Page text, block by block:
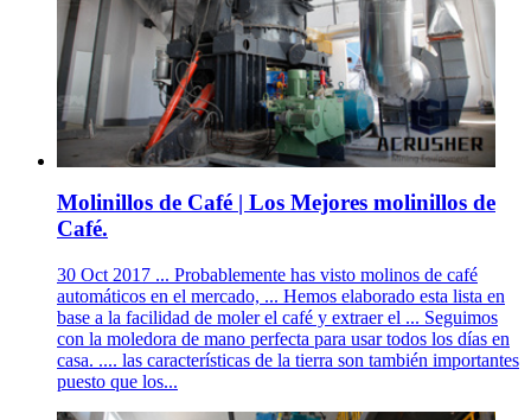
Molinillos de Café | Los Mejores molinillos de
Café.
30 Oct 2017 ... Probablemente has visto molinos de café
automáticos en el mercado, ... Hemos elaborado esta lista en
base a la facilidad de moler el café y extraer el ... Seguimos
con la moledora de mano perfecta para usar todos los días en
casa. .... las características de la tierra son también importantes
puesto que los...